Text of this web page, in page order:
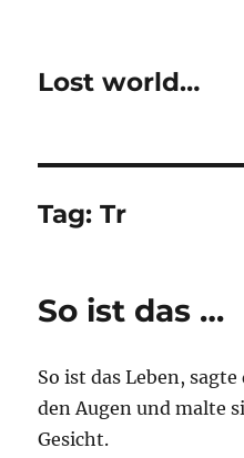
Lost world…
Tag:Tr
So ist das …
So ist das Leben,
den Augen und malte
Gesicht.